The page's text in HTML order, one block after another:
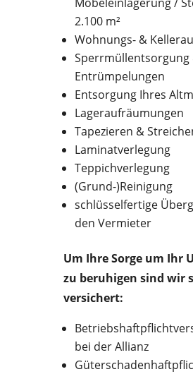
2.100 m²
Wohnungs- &
Sperrmüllentsorgung
Entrümpelungen
Entsorgung Ihres
Lageraufräumungen
Tapezieren &
Laminatverlegung
Teppichverlegung
(Grund-)Reinigung
schlüsselfertige
den Vermieter
Um Ihre Sorge um Ihr
zu beruhigen sind wir
versichert:
bei der Allianz